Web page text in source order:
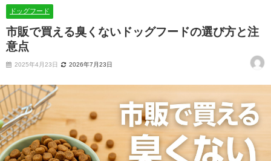
ドッグフード
市販で買える臭くないドッグフードの選び方と注
意点
2025年4月23日 2026年7月23日